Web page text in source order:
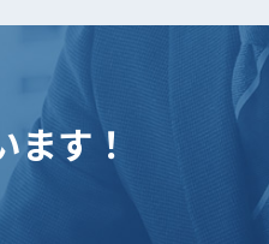
す！